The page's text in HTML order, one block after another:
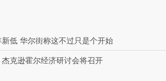
低 华尔街称这不过只是个开始
克逊霍尔经济研讨会将召开